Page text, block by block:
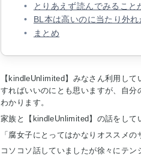
とりあえず読んでみること
BL本は高いのに当たり外れ
まとめ
【kindleUnlimited】みなさん利用し
すればいいのにとも思いますが、自
わかります。
家族と【kindleUnlimited】の話をして
「腐女子にとってはかなりオススメの
コソコソ話していましたが徐々にテ